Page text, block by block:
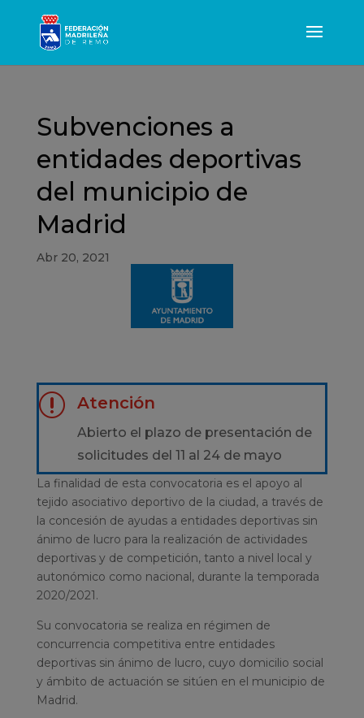
Subvenciones a
entidades deportivas
del municipio de
Madrid
Abr 20, 2021
r Atención
Abierto el plazo de presentación de
solicitudes del 11 al 24 de mayo
La finalidad de esta convocatoria es el apoyo al
tejido asociativo deportivo de la ciudad, a través de
la concesión de ayudas a entidades deportivas sin
ánimo de lucro para la realización de actividades
deportivas y de competición, tanto a nivel local y
autonómico como nacional, durante la temporada
2020/2021.
Su convocatoria se realiza en régimen de
concurrencia competitiva entre entidades
deportivas sin ánimo de lucro, cuyo domicilio social
y ámbito de actuación se sitúen en el municipio de
Madrid.